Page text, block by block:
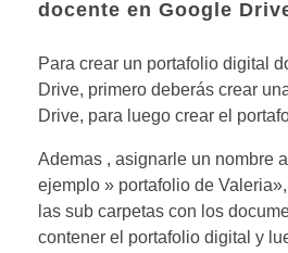
docente en Google
Para crear un portafolio digital
Drive, primero deberás crear
Drive, para luego crear el
Ademas , asignarle un nombre
ejemplo » portafolio de
las sub carpetas con los
contener el portafolio digital y